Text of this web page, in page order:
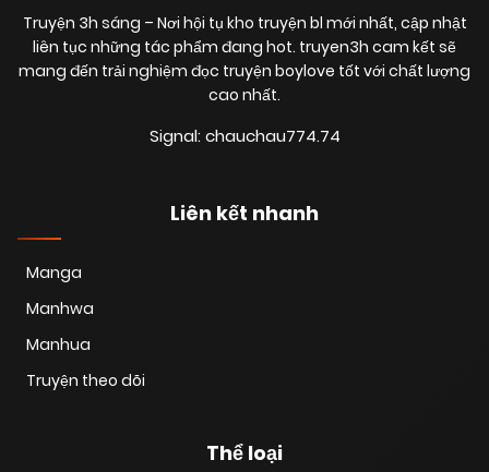
Truyện 3h sáng – Nơi hội tụ kho truyện bl mới nhất, cập nhật
liên tục những tác phẩm đang hot. truyen3h cam kết sẽ
mang đến trải nghiệm đọc truyện boylove tốt với chất lượng
cao nhất.
Signal: chauchau774.74
Liên kết nhanh
Manga
Manhwa
Manhua
Truyện theo dõi
Thể loại